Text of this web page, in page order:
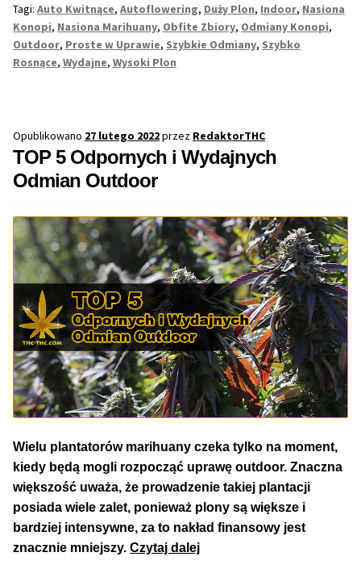
Przewaga Indica
Przewaga Sativa
100% Sativa
Mix Paczki i Zestawy
Duże Oryginalne Opakowania
TOP 10 Auto
TOP 10 Indoor
TOP 10 Outdoor
Producenci Nasion
Rozwiń
menu
Fajki Wodne
Inne Akcesoria
Bardzo
Tagi: Auto Kwitnące, Autoflowering, Duży Plon, Indoor, Nasiona
Konopi, Nasiona Marihuany, Obfite Zbiory, Odmiany Konopi,
Outdoor, Proste w Uprawie, Szybkie Odmiany, Szybko
Rosnące, Wydajne, Wysoki Plon
Opublikowano 27 lutego 2022przez RedaktorTHC
TOP 5 Odpornych i Wydajnych
Odmian Outdoor
Wielu plantatorów marihuany czeka tylko na moment,
kiedy będą mogli rozpocząć uprawę outdoor. Znaczna
większość uważa, że prowadzenie takiej plantacji
posiada wiele zalet, ponieważ plony są większe i
bardziej intensywne, za to nakład finansowy jest
znacznie mniejszy. Czytaj dalejTOP